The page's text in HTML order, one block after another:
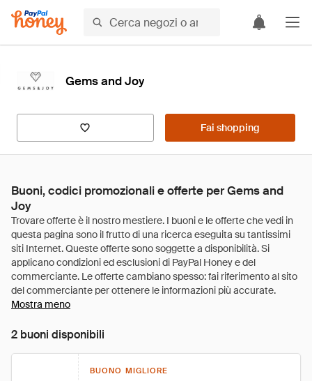
Gems and Joy
Fai shopping
Buoni, codici promozionali e offerte per Gems and
Joy
Mostra meno
2 buoni disponibili
BUONO MIGLIORE